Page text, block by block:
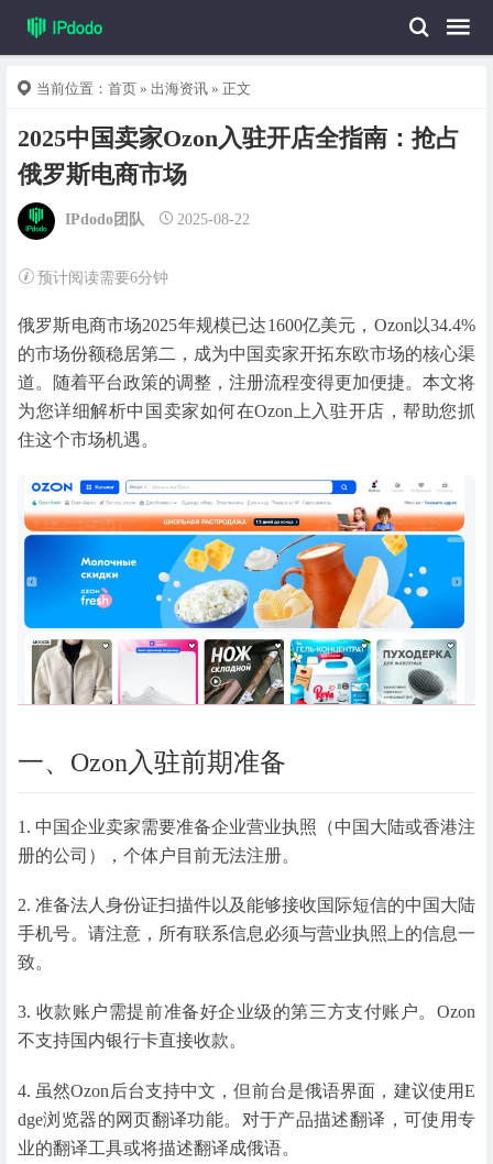
当前位置： 首页 » 出海资讯 » 正文
2025中国卖家Ozon入驻开店全指南：抢占
俄罗斯电商市场
IPdodo团队 2025-08-22
预计阅读需要6分钟
俄罗斯电商市场2025年规模已达1600亿美元，Ozon以34.4%
的市场份额稳居第二，成为中国卖家开拓东欧市场的核心渠
道。随着平台政策的调整，注册流程变得更加便捷。本文将
为您详细解析中国卖家如何在Ozon上入驻开店，帮助您抓
住这个市场机遇。
一、Ozon入驻前期准备
1. 中国企业卖家需要准备企业营业执照（中国大陆或香港注
册的公司），个体户目前无法注册。
2. 准备法人身份证扫描件以及能够接收国际短信的中国大陆
手机号。请注意，所有联系信息必须与营业执照上的信息一
致。
3. 收款账户需提前准备好企业级的第三方支付账户。Ozon
不支持国内银行卡直接收款。
4. 虽然Ozon后台支持中文，但前台是俄语界面，建议使用E
dge浏览器的网页翻译功能。对于产品描述翻译，可使用专
业的翻译工具或将描述翻译成俄语。